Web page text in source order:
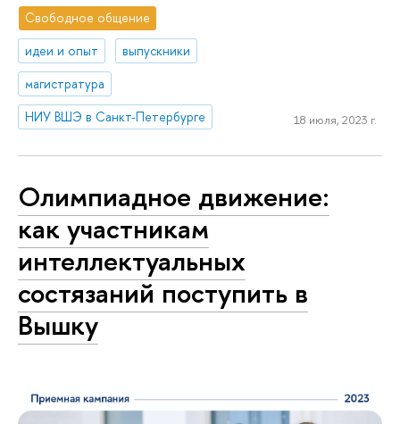
Свободное общение
идеи и опыт
выпускники
магистратура
НИУ ВШЭ в Санкт-Петербурге
18 июля, 2023 г.
Олимпиадное движение:
как участникам
интеллектуальных
состязаний поступить в
Вышку